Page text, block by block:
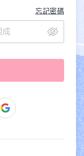
忘記密碼